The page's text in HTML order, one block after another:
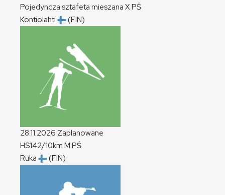
Pojedyncza sztafeta mieszana XPŚ
Kontiolahti
(FIN)
28.11.2026 Zaplanowane
HS142/10km M PŚ
Ruka
(FIN)